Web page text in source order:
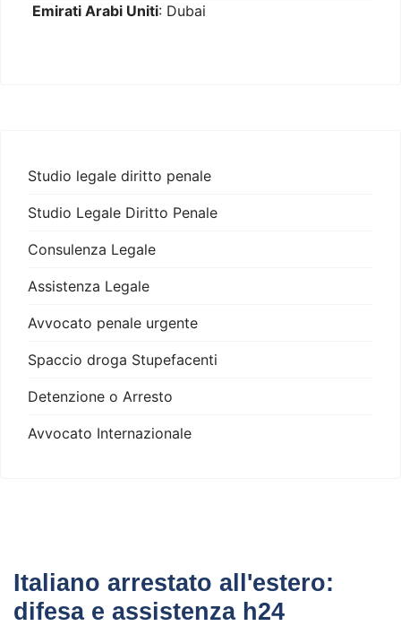
Emirati Arabi Uniti: Dubai
Studio legale diritto penale
Studio Legale Diritto Penale
Consulenza Legale
Assistenza Legale
Avvocato penale urgente
Spaccio droga Stupefacenti
Detenzione o Arresto
Avvocato Internazionale
Italiano arrestato all'estero:
difesa e assistenza h24